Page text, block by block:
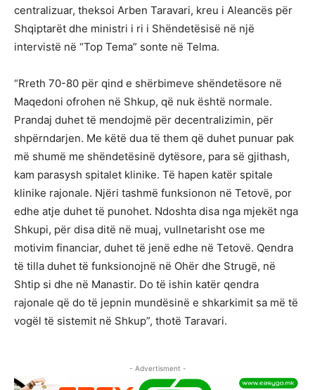
centralizuar, theksoi Arben Taravari, kreu i Aleancës për
Shqiptarët dhe ministri i ri i Shëndetësisë në një
intervistë në “Top Tema” sonte në Telma.
“Rreth 70-80 për qind e shërbimeve shëndetësore në
Maqedoni ofrohen në Shkup, që nuk është normale.
Prandaj duhet të mendojmë për decentralizimin, për
shpërndarjen. Me këtë dua të them që duhet punuar pak
më shumë me shëndetësinë dytësore, para së gjithash,
kam parasysh spitalet klinike. Të hapen katër spitale
klinike rajonale. Njëri tashmë funksionon në Tetovë, por
edhe atje duhet të punohet. Ndoshta disa nga mjekët nga
Shkupi, për disa ditë në muaj, vullnetarisht ose me
motivim financiar, duhet të jenë edhe në Tetovë. Qendra
të tilla duhet të funksionojnë në Ohër dhe Strugë, në
Shtip si dhe në Manastir. Do të ishin katër qendra
rajonale që do të jepnin mundësinë e shkarkimit sa më të
vogël të sistemit në Shkup”, thotë Taravari.
- Advertisment -